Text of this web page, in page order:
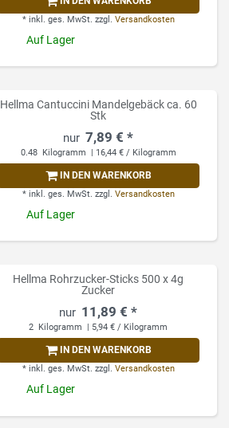
* inkl. ges. MwSt. zzgl. Versandkosten
Auf Lager
Hellma Cantuccini Mandelgebäck ca. 60
Stk
7,89 € *
0.48 Kilogramm | 16,44 € / Kilogramm
IN DEN WARENKORB
* inkl. ges. MwSt. zzgl. Versandkosten
Auf Lager
Hellma Rohrzucker-Sticks 500 x 4g
Zucker
11,89 € *
2 Kilogramm | 5,94 € / Kilogramm
IN DEN WARENKORB
* inkl. ges. MwSt. zzgl. Versandkosten
Auf Lager